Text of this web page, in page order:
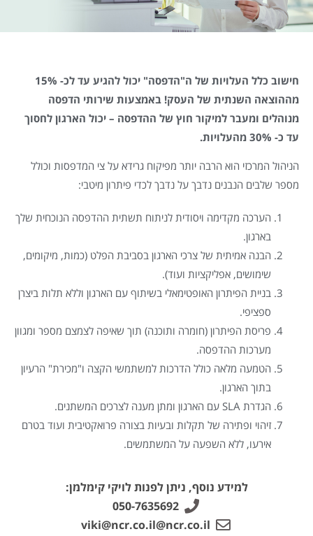
חישוב כלל העלויות של ה"הדפסה" יכול להגיע עד לכ- 15%
מההוצאה השנתית של העסק! באמצעות שירותי הדפסה
מנוהלים ומעבר למיקור חוץ של ההדפסה – יכול הארגון לחסוך
עד כ- 30% מהעלויות.
הניהול המרכזי הוא הרבה יותר מפיקוח גרידא על צי המדפסות וכולל
מספר שלבים הנבנים נדבך על נדבך לכדי פיתרון מיטבי:
הערכה מקדימה ויסודית לניתוח תשתית ההדפסה הנוכחית שלך
בארגון.
הבנה אמיתית של צרכי הארגון בסביבת הפלט (כמות, מיקומים,
שימושים, אפליקציות ועוד).
בניית הפיתרון האופטימאלי בשיתוף עם הארגון וללא תלות ביצרן
ספציפי.
פריסת הפיתרון (חומרה ותוכנה) תוך שאיפה לצמצם מספר ומגוון
מערכות ההדפסה.
הטמעה מלאה כולל הדרכות למשתמשי הקצה ו"מכירת" הרעיון
בתוך הארגון.
הגדרת SLA עם הארגון ומתן מענה לצרכים המשתנים.
זיהוי ופתירה של תקלות ובעיות בצורה פרואקטיבית ועוד בטרם
אירעו, ללא השפעה על המשתמשים.
למידע נוסף, ניתן לפנות לויקי קימלמן:
050-7635692
viki@ncr.co.il@ncr.co.il